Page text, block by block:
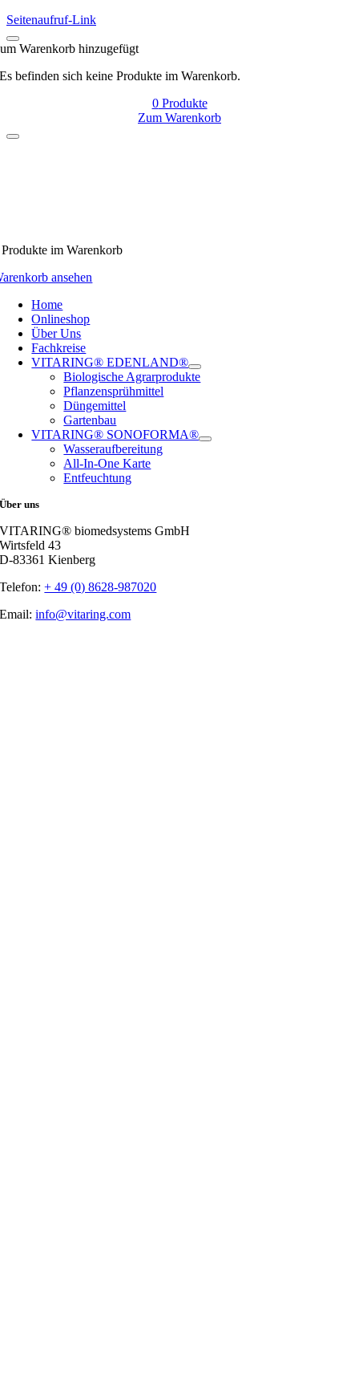
Seitenaufruf-Link
Warenkorb hinzugefügt
Es befinden sich keine Produkte im Warenkorb.
0Produkte
Zum Warenkorb
im Warenkorb
ansehen
Home
Onlineshop
Über Uns
Fachkreise
VITARING® EDENLAND®
Biologische Agrarprodukte
Pflanzensprühmittel
Düngemittel
Gartenbau
VITARING® SONOFORMA®
Wasseraufbereitung
All-In-One Karte
Entfeuchtung
Über uns
VITARING® biomedsystems GmbH
Wirtsfeld 43
D-83361 Kienberg
Telefon:+ 49 (0) 8628-987020
Email:info@vitaring.com